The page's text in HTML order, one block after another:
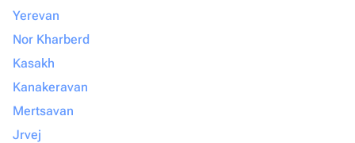
Yerevan
Nor Kharberd
Kasakh
Kanakeravan
Mertsavan
Jrvej